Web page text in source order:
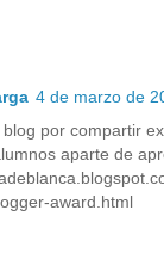
4 de marzo de
por compartir
aparte de
award.html